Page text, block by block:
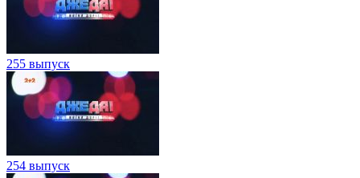
255 выпуск
254 выпуск